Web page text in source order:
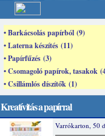
• Barkácsolás papírból (9)
• Laterna készítés (11)
• Papírfűzés (3)
• Csomagoló papírok, tasakok
• Csillámlós díszítők (1)
Kreatívitás a papírral
Varrókarton, 50